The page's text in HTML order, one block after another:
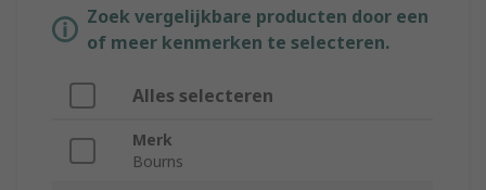
Zoek vergelijkbare producten door een
of meer kenmerken te selecteren.
Alles selecteren
Merk
Bourns